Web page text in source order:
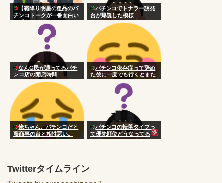
【霜降り明星の粗品のパ
チンコトークが一番面白い
★1】
パチンコでトナラー誘発
台が爆誕した模様
なんG民が通ってるパチ
ンコ店の開店時間
パチンコ依存症って辞め
た後に一度でも行くとまた
再発するらしいな
俺ちゃん、パチンコだと
藤商事の台と相性悪い。
パチンコの転落タイプっ
て優先順位どうなってる
の？
Twitterタイムライン